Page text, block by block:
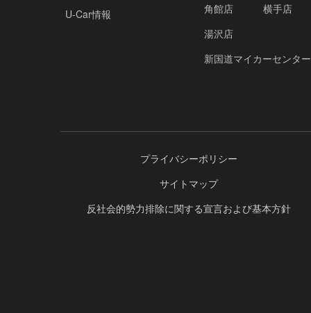
U-Car情報
角館店
横手店
湯沢店
新国道マイカーセンター
プライバシーポリシー
サイトマップ
反社会的勢力排除に関する宣言および基本方針